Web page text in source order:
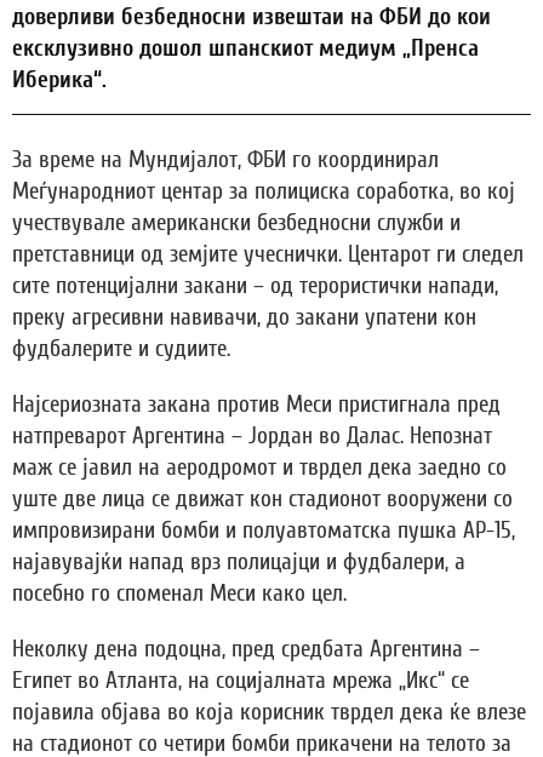
доверливи безбедносни извештаи на ФБИ до кои
ексклузивно дошол шпанскиот медиум „Пренса
Иберика“.
За време на Мундијалот, ФБИ го координирал
Меѓународниот центар за полициска соработка, во кој
учествувале американски безбедносни служби и
претставници од земјите учеснички. Центарот ги следел
сите потенцијални закани – од терористички напади,
преку агресивни навивачи, до закани упатени кон
фудбалерите и судиите.
Најсериозната закана против Меси пристигнала пред
натпреварот Аргентина – Јордан во Далас. Непознат
маж се јавил на аеродромот и тврдел дека заедно со
уште две лица се движат кон стадионот вооружени со
импровизирани бомби и полуавтоматска пушка АР-15,
најавувајќи напад врз полицајци и фудбалери, а
посебно го споменал Меси како цел.
Неколку дена подоцна, пред средбата Аргентина –
Египет во Атланта, на социјалната мрежа „Икс“ се
појавила објава во која корисник тврдел дека ќе влезе
на стадионот со четири бомби прикачени на телото за